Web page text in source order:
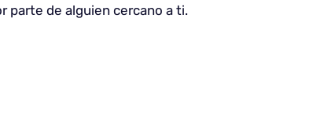
parte de alguien cercano a ti.